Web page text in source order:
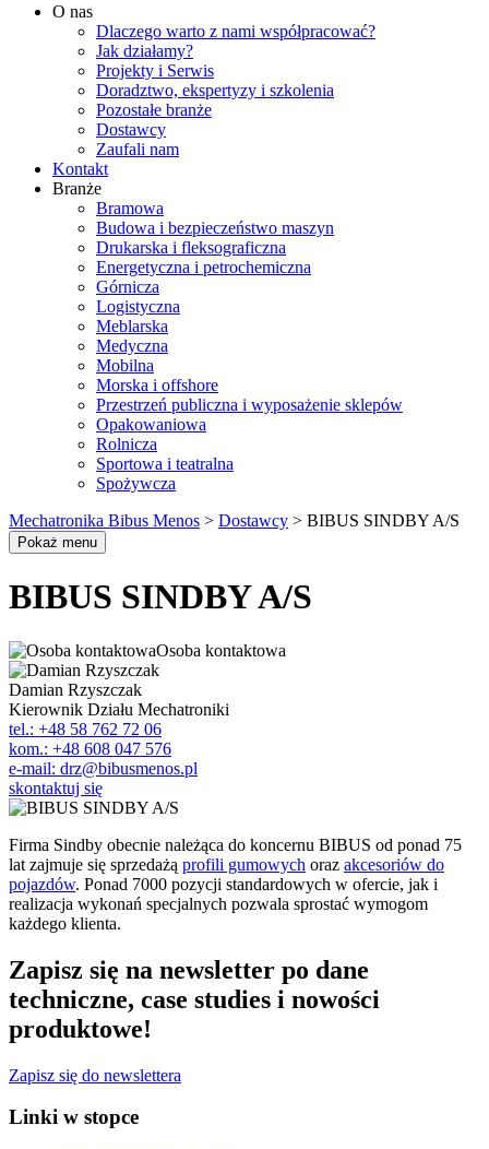
O nas
Dlaczego warto z nami współpracować?
Jak działamy?
Projekty i Serwis
Doradztwo, ekspertyzy i szkolenia
Pozostałe branże
Dostawcy
Zaufali nam
Kontakt
Branże
Bramowa
Budowa i bezpieczeństwo maszyn
Drukarska i fleksograficzna
Energetyczna i petrochemiczna
Górnicza
Logistyczna
Meblarska
Medyczna
Mobilna
Morska i offshore
Przestrzeń publiczna i wyposażenie sklepów
Opakowaniowa
Rolnicza
Sportowa i teatralna
Spożywcza
Mechatronika Bibus Menos > Dostawcy > BIBUS SINDBY A/S
Pokaż menu
BIBUS SINDBY A/S
Osoba kontaktowa
Damian Rzyszczak
Kierownik Działu Mechatroniki
tel.: +48 58 762 72 06
kom.: +48 608 047 576
e-mail: drz@bibusmenos.pl
skontaktuj się
Firma Sindby obecnie należąca do koncernu BIBUS od ponad 75
lat zajmuje się sprzedażą profili gumowych oraz akcesoriów do
pojazdów. Ponad 7000 pozycji standardowych w ofercie, jak i
realizacja wykonań specjalnych pozwala sprostać wymogom
każdego klienta.
Zapisz się na newsletter po dane
techniczne, case studies i nowości
produktowe!
Zapisz się do newslettera
Linki w stopce